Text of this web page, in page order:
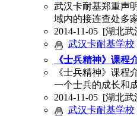
武汉卡耐基郑重声
域内的接连查处多
2014-11-05 [湖北武
武汉卡耐基学校
《士兵精神》课程
《士兵精神》课
一个士兵的成长和
2014-11-05 [湖北武
武汉卡耐基学校